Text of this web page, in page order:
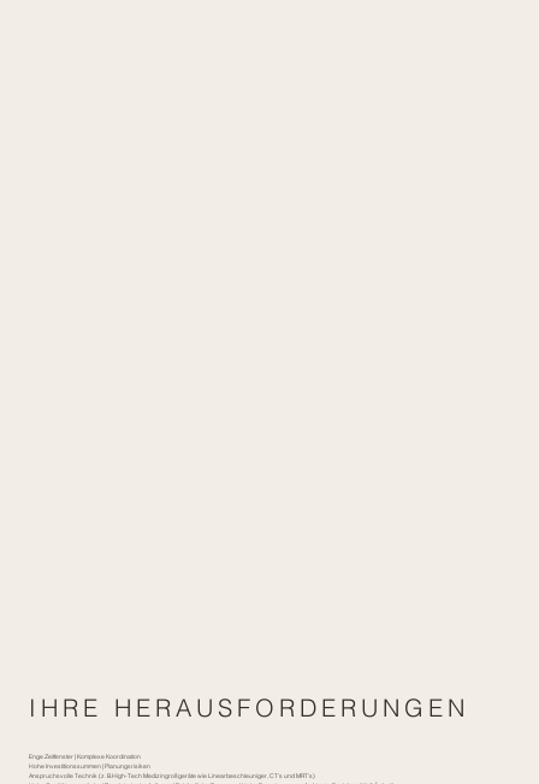
IHRE HERAUSFORDERUNGEN
Enge Zeitfenster | Komplexe Koordination
Hohe Investitionssummen | Planungsrisiken
Anspruchsvolle Technik (z. B.High-Tech Medizingroßgeräte wie Linearbeschleuniger, CT’s und MRT’s)